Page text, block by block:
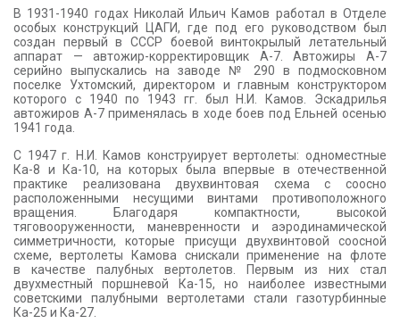
В 1931-1940 годах Николай Ильич Камов работал в Отделе
особых конструкций ЦАГИ, где под его руководством был
создан первый в СССР боевой винтокрылый летательный
аппарат — автожир-корректировщик А-7. Автожиры А-7
серийно выпускались на заводе № 290 в подмосковном
поселке Ухтомский, директором и главным конструктором
которого с 1940 по 1943 гг. был Н.И. Камов. Эскадрилья
автожиров А-7 применялась в ходе боев под Ельней осенью
1941 года.
С 1947 г. Н.И. Камов конструирует вертолеты: одноместные
Ка-8 и Ка-10, на которых была впервые в отечественной
практике реализована двухвинтовая схема с соосно
расположенными несущими винтами противоположного
вращения. Благодаря компактности, высокой
тяговооруженности, маневренности и аэродинамической
симметричности, которые присущи двухвинтовой соосной
схеме, вертолеты Камова снискали применение на флоте
в качестве палубных вертолетов. Первым из них стал
двухместный поршневой Ка-15, но наиболее известными
советскими палубными вертолетами стали газотурбинные
Ка-25 и Ка-27.